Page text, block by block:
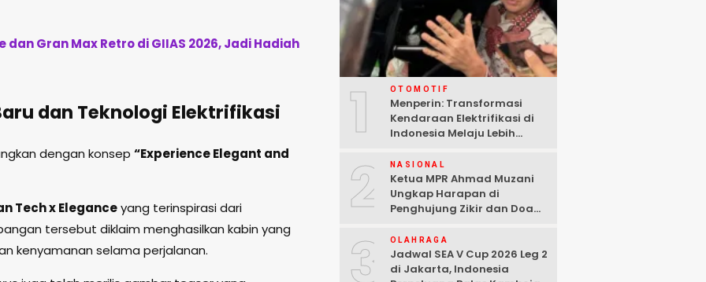
Gran Max Retro di GIIAS 2026, Jadi Hadiah
dan Teknologi Elektrifikasi
dengan konsep “Experience Elegant and
Tech x Eleganceyang terinspirasi dari
tersebut diklaim menghasilkan kabin yang
kenyamanan selama perjalanan.
1 OTOMOTIF
Menperin: Transformasi
Kendaraan Elektrifikasi di
Indonesia Melaju Lebih
2 NASIONAL
Ketua MPR Ahmad Muzani
Ungkap Harapan di
Penghujung Zikir dan Doa
3 OLAHRAGA
Jadwal SEA V Cup 2026 Leg 2
di Jakarta, Indonesia